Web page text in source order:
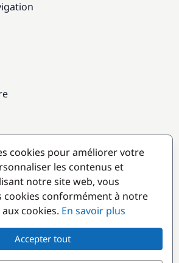
cookies pour améliorer votre
les contenus et
notre site web, vous
cookies conformément à notre
cookies. En savoir plus
Accepter tout